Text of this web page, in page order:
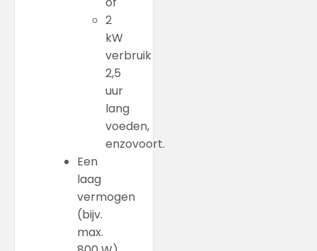
2
kW
verbruik
2,5
uur
lang
voeden,
enzovoort.
Een
laag
vermogen
(bijv.
max.